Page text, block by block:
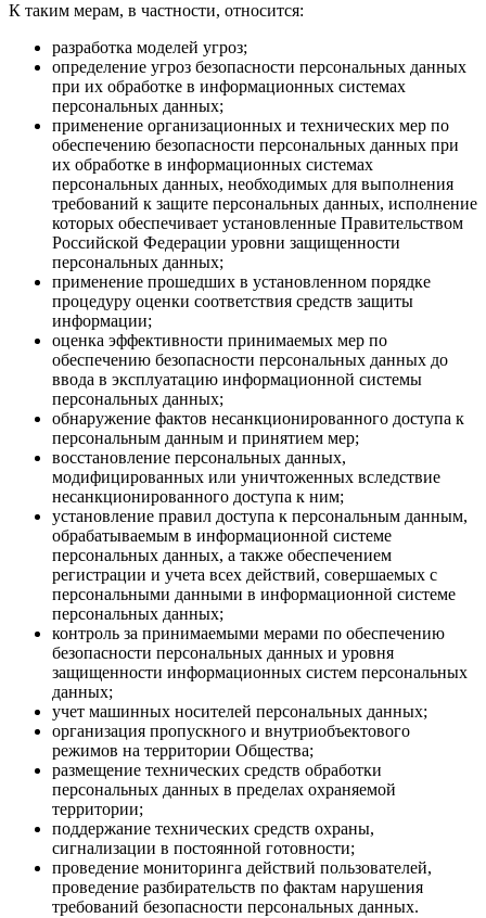
К таким мерам, в частности, относится:
разработка моделей угроз;
определение угроз безопасности персональных данных
при их обработке в информационных системах
персональных данных;
применение организационных и технических мер по
обеспечению безопасности персональных данных при
их обработке в информационных системах
персональных данных, необходимых для выполнения
требований к защите персональных данных, исполнение
которых обеспечивает установленные Правительством
Российской Федерации уровни защищенности
персональных данных;
применение прошедших в установленном порядке
процедуру оценки соответствия средств защиты
информации;
оценка эффективности принимаемых мер по
обеспечению безопасности персональных данных до
ввода в эксплуатацию информационной системы
персональных данных;
обнаружение фактов несанкционированного доступа к
персональным данным и принятием мер;
восстановление персональных данных,
модифицированных или уничтоженных вследствие
несанкционированного доступа к ним;
установление правил доступа к персональным данным,
обрабатываемым в информационной системе
персональных данных, а также обеспечением
регистрации и учета всех действий, совершаемых с
персональными данными в информационной системе
персональных данных;
контроль за принимаемыми мерами по обеспечению
безопасности персональных данных и уровня
защищенности информационных систем персональных
данных;
учет машинных носителей персональных данных;
организация пропускного и внутриобъектового
режимов на территории Общества;
размещение технических средств обработки
персональных данных в пределах охраняемой
территории;
поддержание технических средств охраны,
сигнализации в постоянной готовности;
проведение мониторинга действий пользователей,
проведение разбирательств по фактам нарушения
требований безопасности персональных данных.